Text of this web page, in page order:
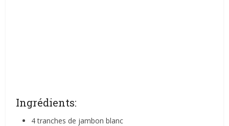
Ingrédients:
4 tranches de jambon blanc